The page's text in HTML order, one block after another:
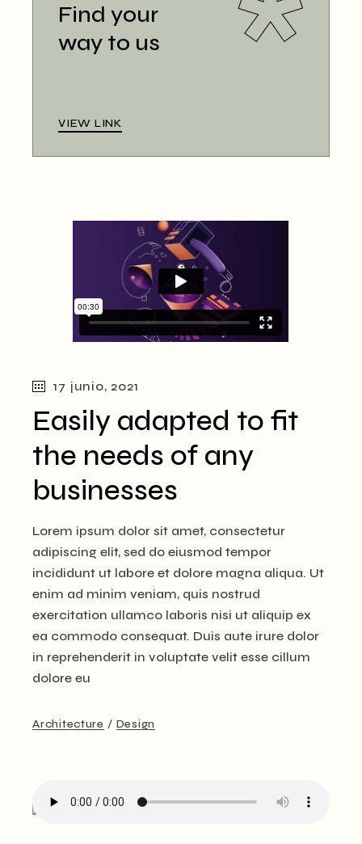
Find your
way to us
VIEW LINK
17 junio, 2021
Easily adapted to fit
the needs of any
businesses
Lorem ipsum dolor sit amet, consectetur
adipiscing elit, sed do eiusmod tempor
incididunt ut labore et dolore magna aliqua. Ut
enim ad minim veniam, quis nostrud
exercitation ullamco laboris nisi ut aliquip ex
ea commodo consequat. Duis aute irure dolor
in reprehenderit in voluptate velit esse cillum
dolore eu
Architecture Design